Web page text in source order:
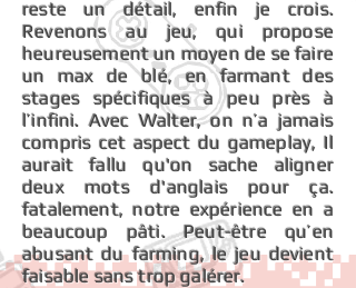
reste un détail, enfin je crois.
Revenons au jeu, qui propose
heureusement un moyen de se faire
un max de blé, en farmant des
stages spécifiques à peu près à
l’infini. Avec Walter, on n’a jamais
compris cet aspect du gameplay, Il
aurait fallu qu'on sache aligner
deux mots d'anglais pour ça.
fatalement, notre expérience en a
beaucoup pâti. Peut-être qu’en
abusant du farming, le jeu devient
faisable sans trop galérer.